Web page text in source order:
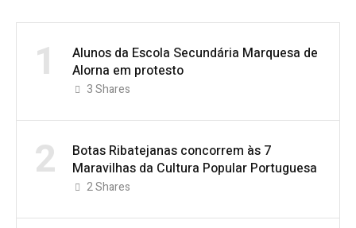
1
Alunos da Escola Secundária Marquesa de
Alorna em protesto
3Shares
2
Botas Ribatejanas concorrem às 7
Maravilhas da Cultura Popular Portuguesa
2Shares